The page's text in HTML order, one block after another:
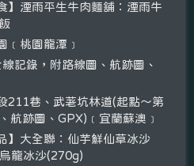
】湮雨平生牛肉麵舖：湮雨牛
﹝桃園龍潭﹞
記錄，附路線圖、航跡圖、
211巷、武荖坑林道(起點～第
航跡圖、GPX)﹝宜蘭蘇澳﹞
】大全聯：仙芋鮮仙草冰沙
龍冰沙(270g)